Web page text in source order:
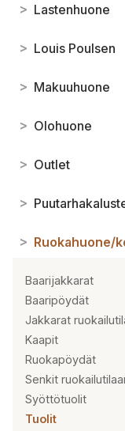
> Lastenhuone
> Louis Poulsen
> Makuuhuone
> Olohuone
> Outlet
>
> Ruokahuone/
Baarijakkarat
Baaripöydät
Jakkarat
Kaapit
Ruokapöydät
Senkit
Syöttötuolit
Tuolit